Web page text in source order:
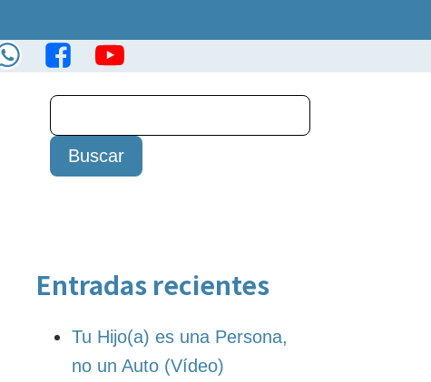
Entradas recientes
Tu Hijo(a) es una Persona,
no un Auto (Vídeo)